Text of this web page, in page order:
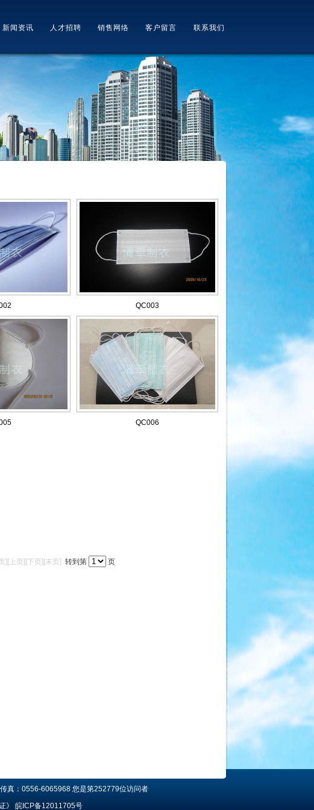
新闻资讯 人才招聘 销售网络 客户留言 联系我们
QC003
QC006
] [上页] [下页] [末页] 转到第 页
真：0556-6065968 您是第252779位访问者
》 皖ICP备12011705号